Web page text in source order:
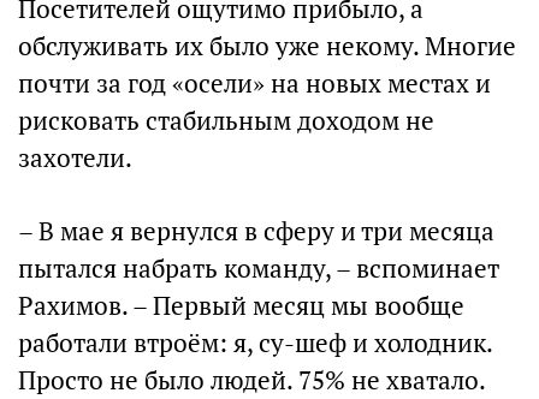
Посетителей ощутимо прибыло, а
обслуживать их было уже некому. Многие
почти за год «осели» на новых местах и
рисковать стабильным доходом не
захотели.
– В мае я вернулся в сферу и три месяца
пытался набрать команду, – вспоминает
Рахимов. – Первый месяц мы вообще
работали втроём: я, су-шеф и холодник.
Просто не было людей. 75% не хватало.